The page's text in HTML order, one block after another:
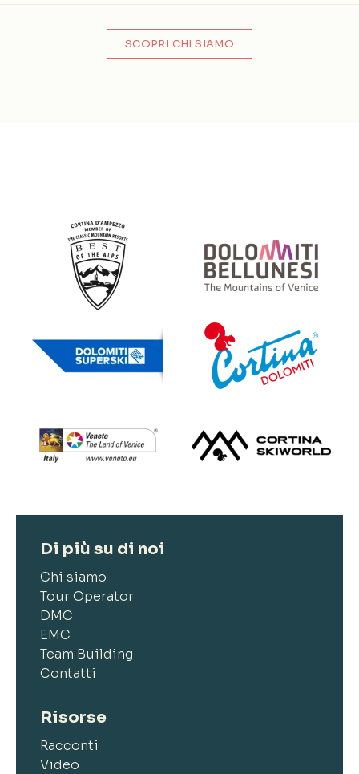
SCOPRI CHI SIAMO
Di più su di noi
Chi siamo
Tour Operator
DMC
EMC
Team Building
Contatti
Risorse
Racconti
Video